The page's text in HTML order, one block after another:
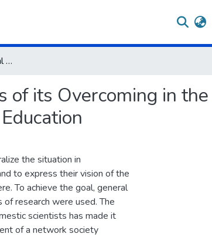
Crisis of German Classical Universities and Ways of its Overcoming in the Context of Actual Reforms in German University Education
of its Overcoming in the
the situation in
to express their vision of the
To achieve the goal, general
research were used. The
scientists has made it
of a network society